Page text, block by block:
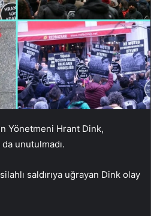
Yönetmeni Hrant Dink,
unutulmadı.
silahlı saldırıya uğrayan Dink olay